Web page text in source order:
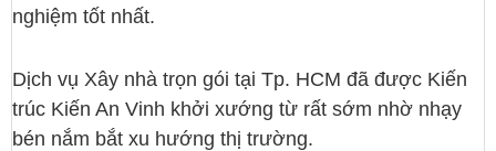
nghiệm tốt nhất.
Dịch vụ Xây nhà trọn gói tại Tp. HCM đã được Kiến
trúc Kiến An Vinh khởi xướng từ rất sớm nhờ nhạy
bén nắm bắt xu hướng thị trường.